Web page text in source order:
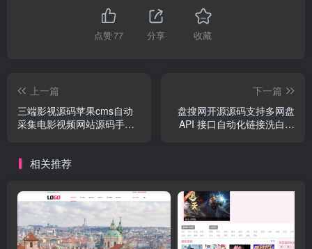
点赞77 分享 收藏
上一篇
三端影视源码苹果cms自动
采集电影视频网站源码手机
下一篇
盘搜网开源源码支持多网盘
API 接口自动化链接洗白网
相关推荐